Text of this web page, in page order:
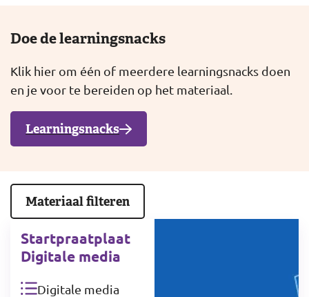
Doe de learningsnacks
Klik hier om één of meerdere learningsnacks doen
en je voor te bereiden op het materiaal.
Learningsnacks
Materiaal filteren
Startpraatplaat
Digitale media
Digitale media